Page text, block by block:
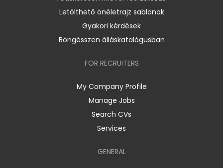
Letölthető önéletrajz sablonok
Gyakori kérdések
Böngésszen álláskatalógusban
FOR RECRUITERS
My Company Profile
Manage Jobs
Search CVs
Services
GENERAL